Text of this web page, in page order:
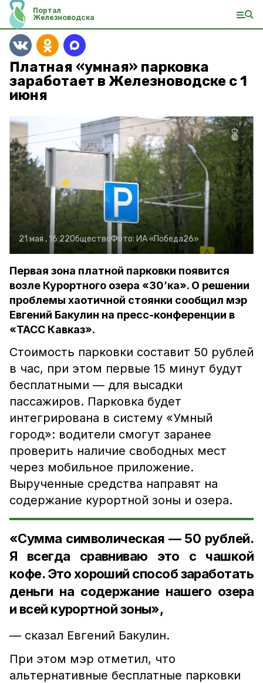
Портал
Железноводска
Платная «умная» парковка
заработает в Железноводске с 1
июня
21 мая , 16:22ОбществоФото: ИА «Победа26»
Первая зона платной парковки появится
возле Курортного озера «30’ка». О решении
проблемы хаотичной стоянки сообщил мэр
Евгений Бакулин на пресс-конференции в
«ТАСС Кавказ».
Стоимость парковки составит 50 рублей
в час, при этом первые 15 минут будут
бесплатными — для высадки
пассажиров. Парковка будет
интегрирована в систему «Умный
город»: водители смогут заранее
проверить наличие свободных мест
через мобильное приложение.
Вырученные средства направят на
содержание курортной зоны и озера.
«Сумма символическая — 50 рублей.
Я всегда сравниваю это с чашкой
кофе. Это хороший способ заработать
деньги на содержание нашего озера
и всей курортной зоны»,
— сказал Евгений Бакулин.
При этом мэр отметил, что
альтернативные бесплатные парковки